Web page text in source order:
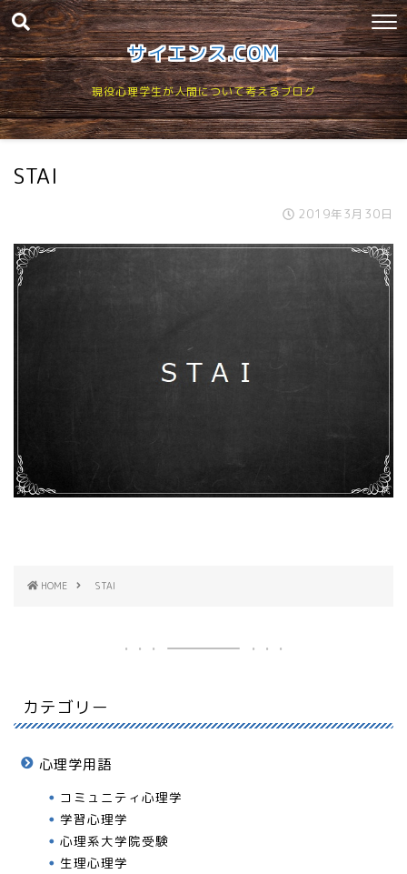
サイエンス.COM
現役心理学生が人間について考えるブログ
STAI
2019年3月30日
HOME STAI
カテゴリー
心理学用語
コミュニティ心理学
学習心理学
心理系大学院受験
生理心理学